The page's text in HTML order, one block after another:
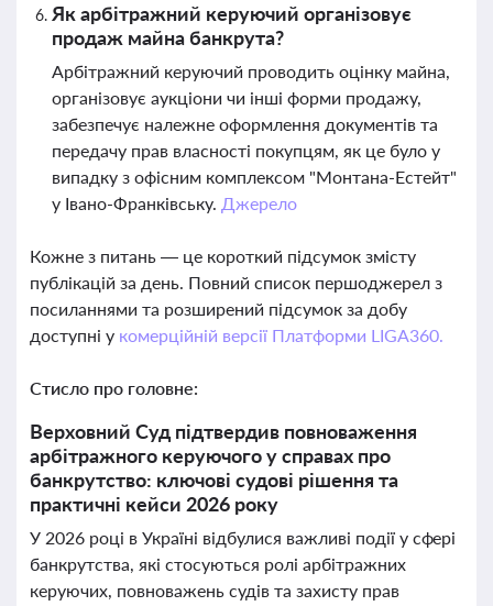
Як арбітражний керуючий організовує
продаж майна банкрута?
Арбітражний керуючий проводить оцінку майна,
організовує аукціони чи інші форми продажу,
забезпечує належне оформлення документів та
передачу прав власності покупцям, як це було у
випадку з офісним комплексом "Монтана-Естейт"
у Івано-Франківську. Джерело
Кожне з питань — це короткий підсумок змісту
публікацій за день. Повний список першоджерел з
посиланнями та розширений підсумок за добу
доступні у комерційній версії Платформи LIGA360.
Стисло про головне:
Верховний Суд підтвердив повноваження
арбітражного керуючого у справах про
банкрутство: ключові судові рішення та
практичні кейси 2026 року
У 2026 році в Україні відбулися важливі події у сфері
банкрутства, які стосуються ролі арбітражних
керуючих, повноважень судів та захисту прав